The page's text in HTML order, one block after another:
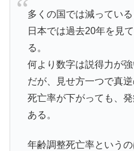
多くの国では減ってい
日本では過去20年を見
る。
何より数字は説得力が強
だが、見せ方一つで真逆
死亡率が下がっても、
ある。
年齢調整死亡率という